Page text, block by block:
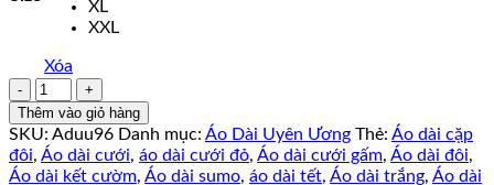
XL
XXL
Xóa
Áo
Dài
Cặp
Đôi
Thiết
Thêm vào giỏ hàng
SKU: Aduu96 Danh mục: Áo Dài Uyên Ương Thẻ: Áo dài cặp
đôi, Áo dài cưới, áo dài cưới đỏ, Áo dài cưới gấm, Áo dài đôi,
Áo dài kết cườm, Áo dài sumo, áo dài tết, Áo dài trắng, Áo dài